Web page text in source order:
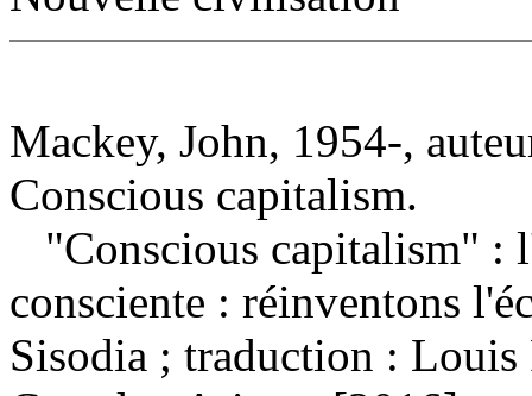
Mackey, John, 1954-,
Conscious capitalism.
"Conscious capitalism" :
consciente : réinventons
Sisodia ; traduction :